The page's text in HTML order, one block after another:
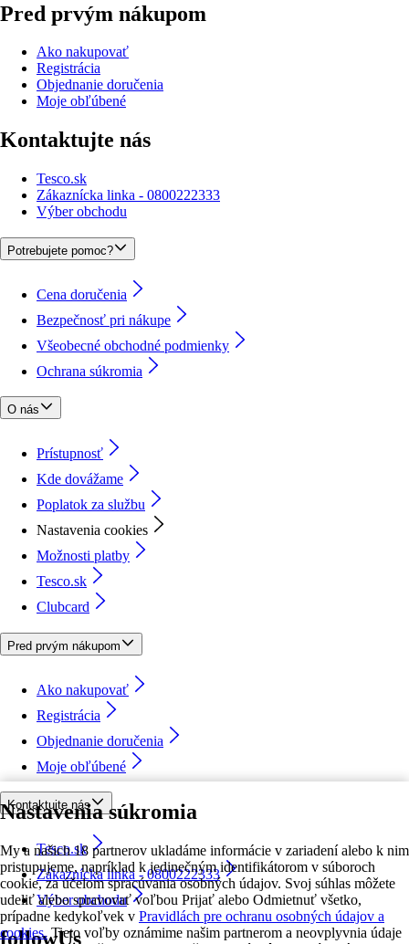
Nastavenia súkromia
My a našich 18 partnerov ukladáme informácie v zariadení alebo k nim
pristupujeme, napríklad k jedinečným identifikátorom v súboroch
cookie, za účelom spracúvania osobných údajov. Svoj súhlas môžete
udeliť alebo spravovať voľbou Prijať alebo Odmietnuť všetko,
prípadne kedykoľvek v Pravidlách pre ochranu osobných údajov a
cookies. Tieto voľby oznámime našim partnerom a neovplyvnia údaje
Pred prvým nákupom
Ako nakupovať
Registrácia
Objednanie doručenia
Moje obľúbené
Kontaktujte nás
Tesco.sk
Zákaznícka linka - 0800222333
Výber obchodu
Potrebujete pomoc?
Cena doručenia
Bezpečnosť pri nákupe
Všeobecné obchodné podmienky
Ochrana súkromia
O nás
Prístupnosť
Kde dovážame
Poplatok za službu
Nastavenia cookies
Možnosti platby
Tesco.sk
Clubcard
Pred prvým nákupom
Ako nakupovať
Registrácia
Objednanie doručenia
Moje obľúbené
Kontaktujte nás
Tesco.sk
Zákaznícka linka - 0800222333
Výber obchodu
followUs